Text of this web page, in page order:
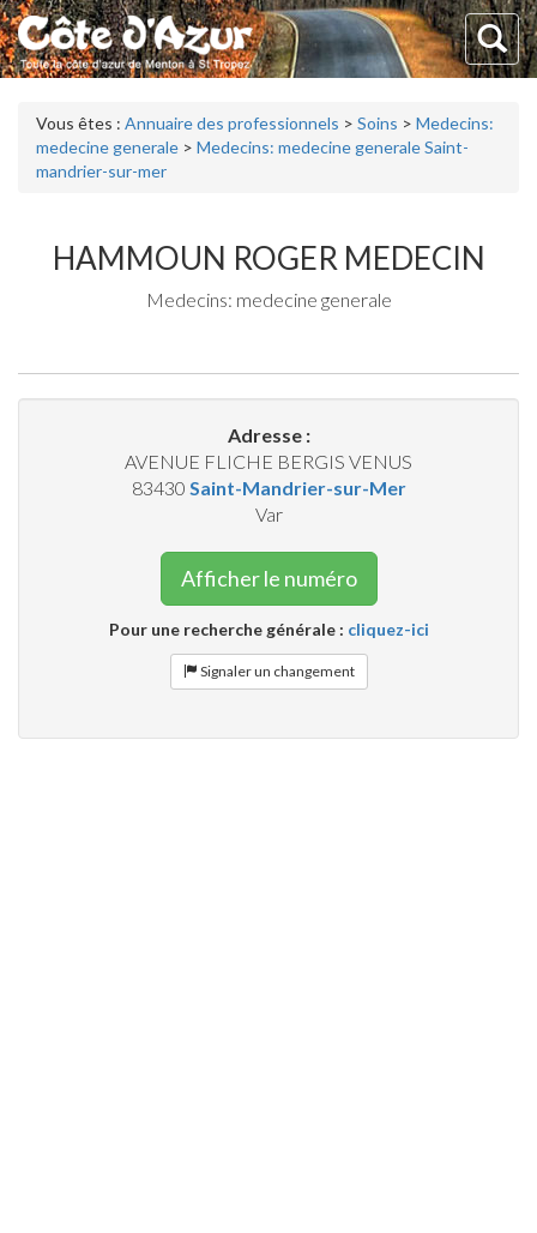
Vous êtes : Annuaire des professionnels > Soins > Medecins:
medecine generale > Medecins: medecine generale Saint-
mandrier-sur-mer
HAMMOUN ROGER MEDECIN
Medecins: medecine generale
Adresse :
AVENUE FLICHE BERGIS VENUS
83430 Saint-Mandrier-sur-Mer
Var
Afficher le numéro
Pour une recherche générale : cliquez-ici
Signaler un changement